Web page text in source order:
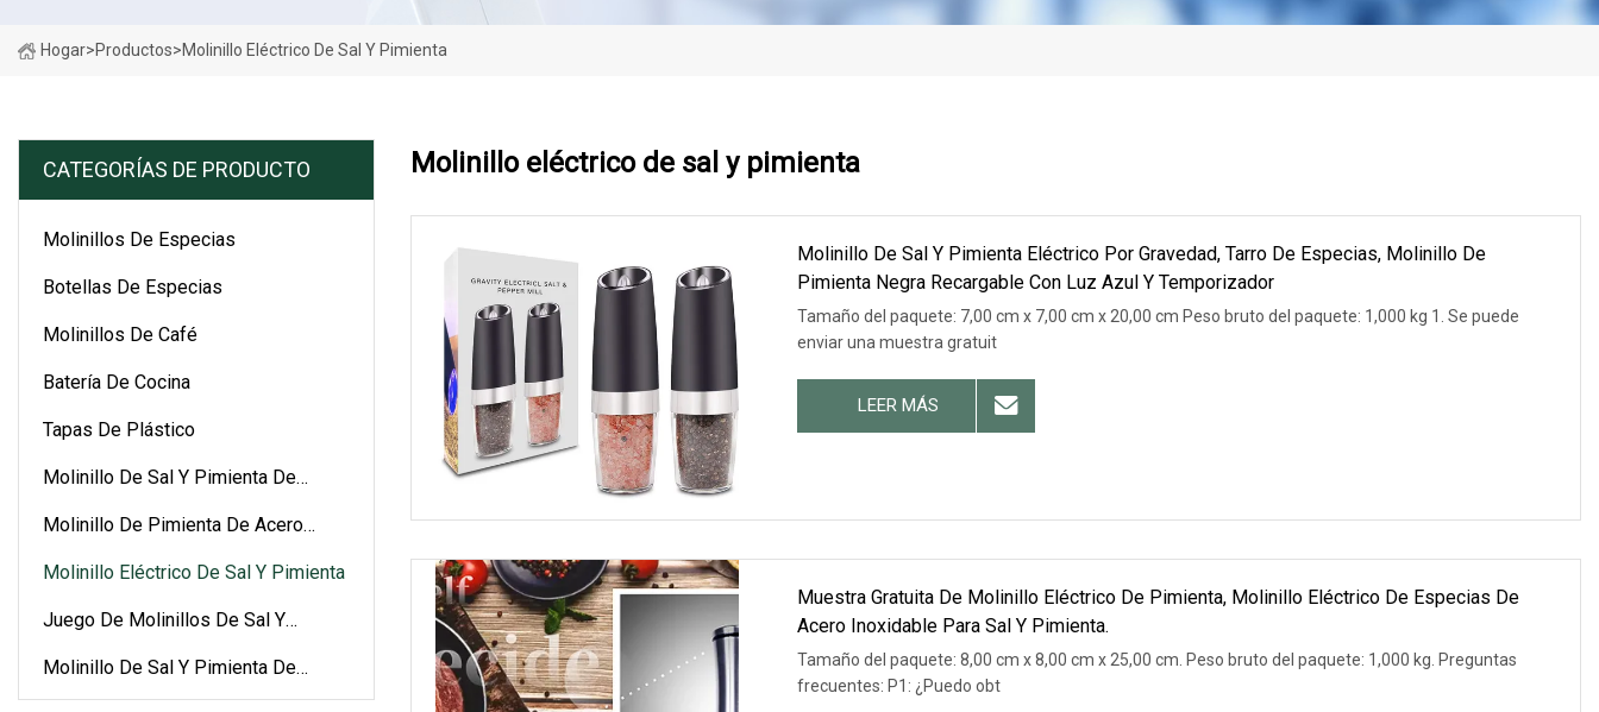
Hogar>Productos>Molinillo Eléctrico De Sal Y Pimienta
CATEGORÍAS DE PRODUCTO
Molinillos De Especias
Botellas De Especias
Molinillos De Café
Batería De Cocina
Tapas De Plástico
Molinillo De Sal Y Pimienta De
Molinillo De Pimienta De Acero
Molinillo Eléctrico De Sal Y Pimienta
Juego De Molinillos De Sal Y
Molinillo De Sal Y Pimienta De
Plástico
Molinillo eléctrico de sal y pimienta
Molinillo De Sal Y Pimienta Eléctrico Por Gravedad, Tarro De Especias, Molinillo De
Pimienta Negra Recargable Con Luz Azul Y Temporizador
Tamaño del paquete: 7,00 cm x 7,00 cm x 20,00 cm Peso bruto del paquete: 1,000 kg 1. Se puede
enviar una muestra gratuit
LEER MÁS
Muestra Gratuita De Molinillo Eléctrico De Pimienta, Molinillo Eléctrico De Especias De
Acero Inoxidable Para Sal Y Pimienta.
Tamaño del paquete: 8,00 cm x 8,00 cm x 25,00 cm. Peso bruto del paquete: 1,000 kg. Preguntas
frecuentes: P1: ¿Puedo obt